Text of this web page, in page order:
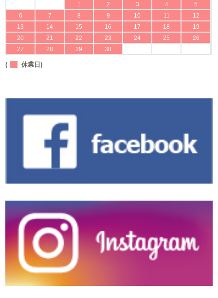
1
2 3 4
5
6
7 8 9 10 11
12
13
14 15 16 17 18
19
20
21 22 23 24 25
26
27
28 29 30
( 休業日)